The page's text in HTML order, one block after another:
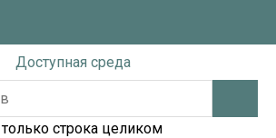
Доступная среда
только строка целиком